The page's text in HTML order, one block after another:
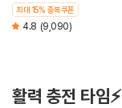
최대 15% 중복쿠폰
4.8 (9,090)
활력 충전 타임⚡